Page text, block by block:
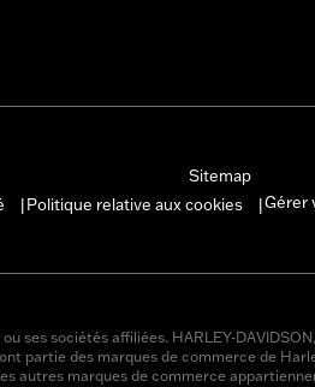
Sitemap
Politique relative aux cookies Gérer
ses sociétés affiliées. HARLEY-
partie des marques de commerce de
autres marques de commerce